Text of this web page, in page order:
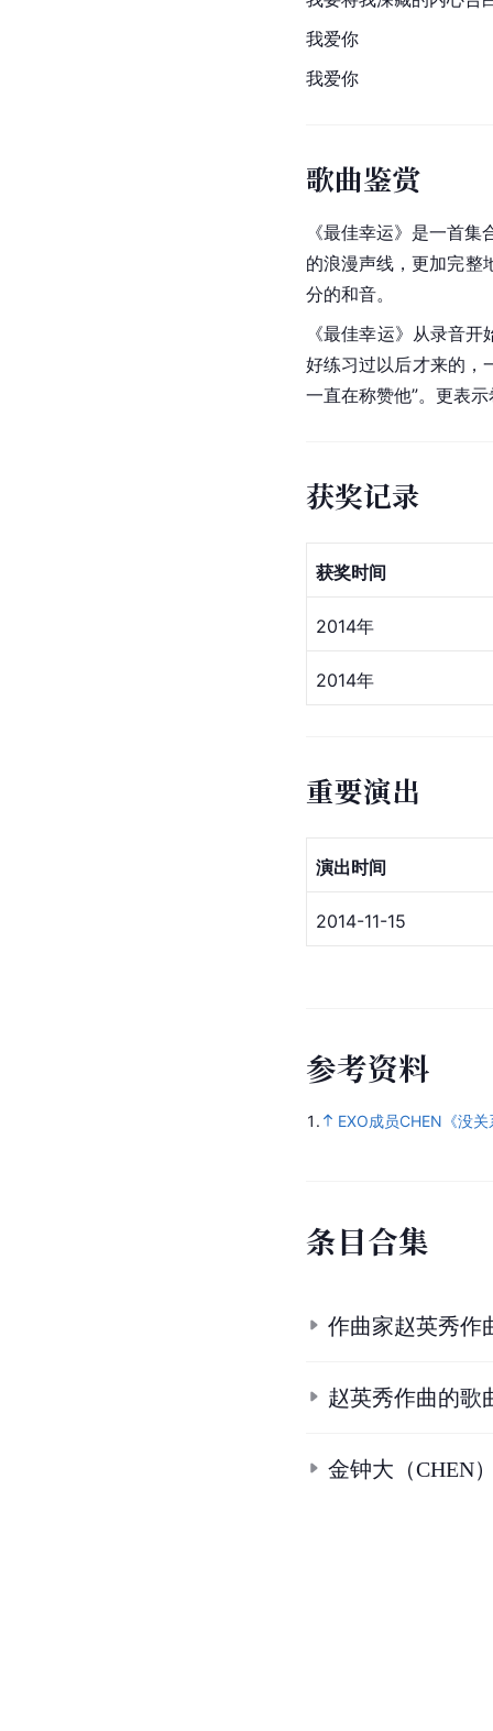
我爱你
我爱你
歌曲鉴赏
《最佳幸运》是一首
的浪漫声线，更加完整
分的和音。
《最佳幸运》从录音
好练习过以后才来的，
一直在称赞他”。更表
获奖记录
获奖时间
2014年
2014年
重要演出
演出时间
2014-11-15
参考资料
1. EXO成员CHEN《没
条目合集
作曲家赵英秀作
赵英秀作曲的歌
金钟大（CHEN